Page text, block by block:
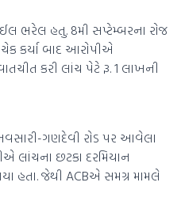
ભરેલ હતુ. 8મી સપ્ટેમ્બરના રોજ
કર્યા બાદ આરોપીએ
કરી લાંચ પેટે રૂ. 1 લાખની
ગણદેવી રોડ પર આવેલા
લાંચના છટકા દરમિયાન
હતા. જેથી ACBએ સમગ્ર મામલે